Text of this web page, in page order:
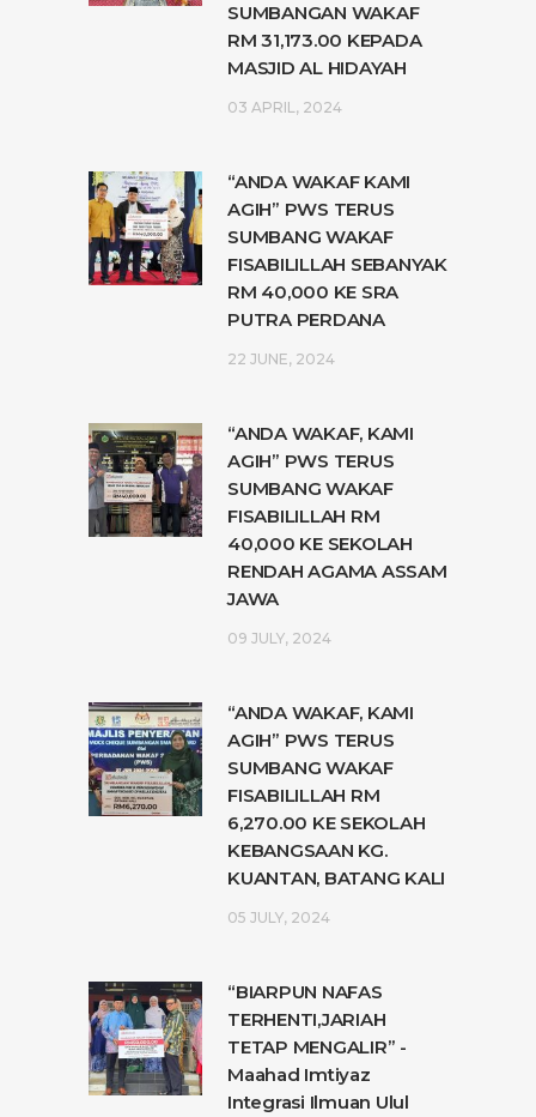
SUMBANGAN WAKAF
RM 31,173.00 KEPADA
MASJID AL HIDAYAH
03 APRIL, 2024
“ANDA WAKAF KAMI
AGIH” PWS TERUS
SUMBANG WAKAF
FISABILILLAH SEBANYAK
RM 40,000 KE SRA
PUTRA PERDANA
22 JUNE, 2024
“ANDA WAKAF, KAMI
AGIH” PWS TERUS
SUMBANG WAKAF
FISABILILLAH RM
40,000 KE SEKOLAH
RENDAH AGAMA ASSAM
JAWA
09 JULY, 2024
“ANDA WAKAF, KAMI
AGIH” PWS TERUS
SUMBANG WAKAF
FISABILILLAH RM
6,270.00 KE SEKOLAH
KEBANGSAAN KG.
KUANTAN, BATANG KALI
05 JULY, 2024
“BIARPUN NAFAS
TERHENTI,JARIAH
TETAP MENGALIR” -
Maahad Imtiyaz
Integrasi Ilmuan Ulul